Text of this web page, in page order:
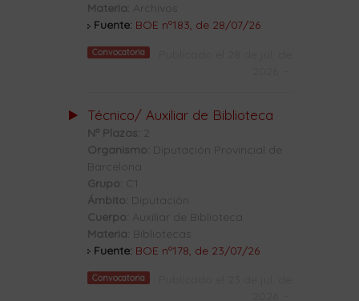
Materia: Archivos
Fuente: BOE nº183, de 28/07/26
Convocatoria
Técnico/ Auxiliar de Biblioteca
Nº Plazas: 2
Organismo:
Diputación Provincial de
Barcelona
Grupo:
C1
Ámbito:
Diputación
Cuerpo: Auxiliar de Biblioteca
Materia: Bibliotecas
Fuente: BOE nº178, de 23/07/26
Convocatoria